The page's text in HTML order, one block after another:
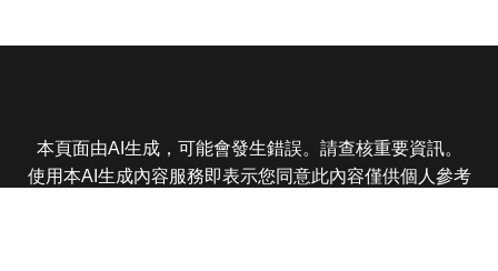
本頁面由AI生成，可能會發生錯誤。請查核重要資訊。
使用本AI生成內容服務即表示您同意此內容僅供個人參考